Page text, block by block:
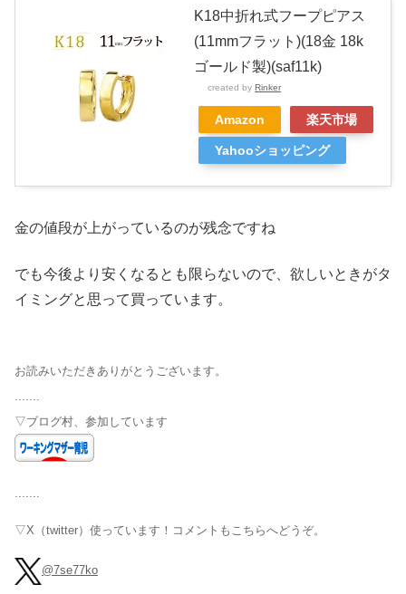
K18中折れ式フープピアス
(11mmフラット)(18金 18k
ゴールド製)(saf11k)
created by Rinker
Amazon 楽天市場
Yahooショッピング
金の値段が上がっているのが残念ですね
でも今後より安くなるとも限らないので、欲しいときがタ
イミングと思って買っています。
お読みいただきありがとうございます。
▽ブログ村、参加しています
▽X（twitter）使っています！コメントもこちらへどうぞ。
@7se77ko